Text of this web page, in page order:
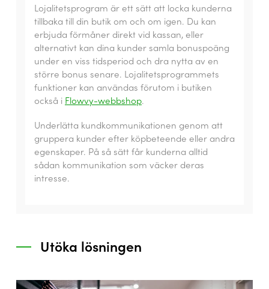
Lojalitetsprogram är ett sätt att locka kunderna
tillbaka till din butik om och om igen. Du kan
erbjuda förmåner direkt vid kassan, eller
alternativt kan dina kunder samla bonuspoäng
under en viss tidsperiod och dra nytta av en
större bonus senare. Lojalitetsprogrammets
funktioner kan användas förutom i butiken
också i Flowvy-webbshop.
Underlätta kundkommunikationen genom att
gruppera kunder efter köpbeteende eller andra
egenskaper. På så sätt får kunderna alltid
sådan kommunikation som väcker deras
intresse.
Utöka lösningen